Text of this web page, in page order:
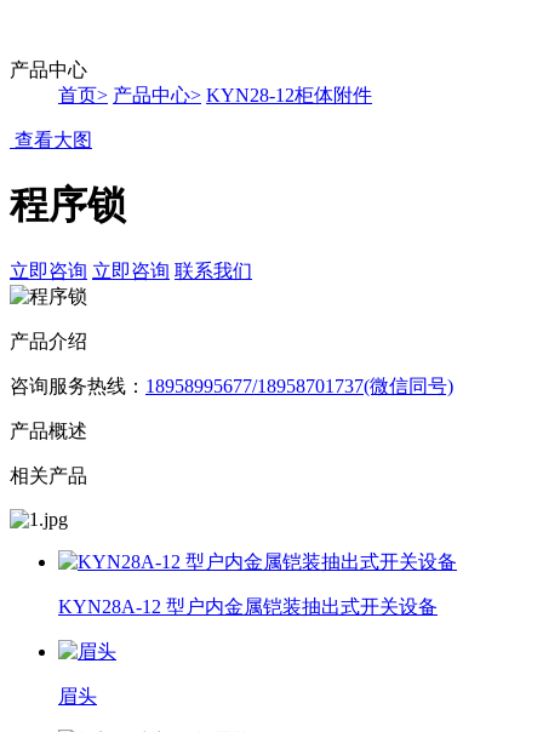
产品中心
首页> 产品中心> KYN28-12柜体附件
查看大图
程序锁
立即咨询 立即咨询 联系我们
产品介绍
咨询服务热线： 18958995677/18958701737(微信同号)
产品概述
相关产品
KYN28A-12 型户内金属铠装抽出式开关设备
眉头